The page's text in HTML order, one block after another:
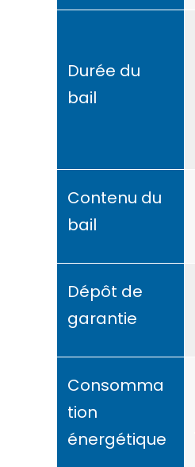
Durée du
bail
Contenu du
bail
Dépôt de
garantie
Consomma
tion
énergétique